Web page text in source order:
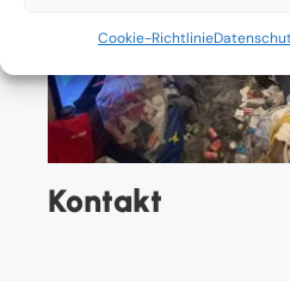
Cookie-Richtlinie
Kontakt